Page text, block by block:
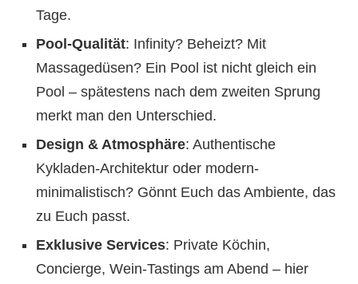
Tage.
Pool-Qualität: Infinity? Beheizt? Mit
Massagedüsen? Ein Pool ist nicht gleich ein
Pool – spätestens nach dem zweiten Sprung
merkt man den Unterschied.
Design & Atmosphäre: Authentische
Kykladen-Architektur oder modern-
minimalistisch? Gönnt Euch das Ambiente, das
zu Euch passt.
Exklusive Services: Private Köchin,
Concierge, Wein-Tastings am Abend – hier